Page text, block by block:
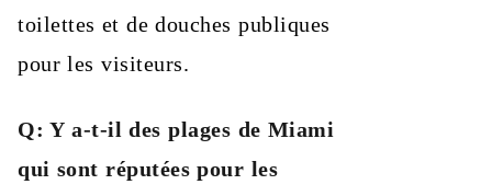
toilettes et de douches publiques
pour les visiteurs.
Q: Y a-t-il des plages de Miami
qui sont réputées pour les